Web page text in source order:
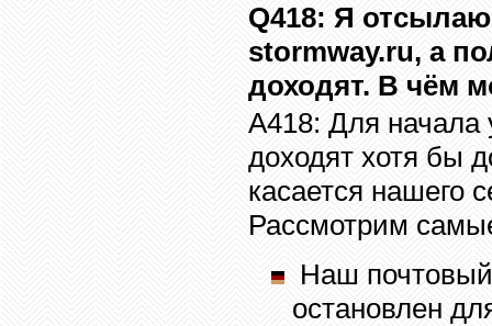
Q418: Я отсылаю
stormway.ru, а
доходят. В чём
A418: Для начала
доходят хотя бы
касается нашего
Рассмотрим
Наш
остановлен